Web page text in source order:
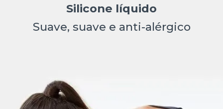
Silicone líquido
Suave, suave e anti-alérgico